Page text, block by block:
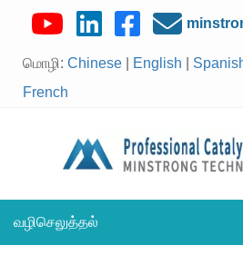
மொழி: Chinese English
French
வழிசெலுத்தல்